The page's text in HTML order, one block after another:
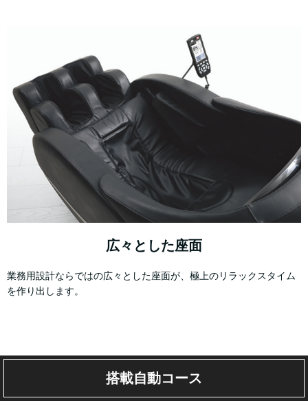
広々とした座面
業務用設計ならではの広々とした座面が、極上のリラックスタイム
を作り出します。
搭載自動コース